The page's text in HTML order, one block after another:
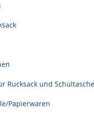
Rucksack und
Papierwaren